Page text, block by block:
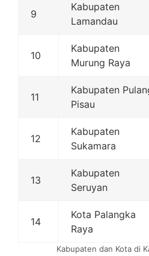
9
Kabupaten
Lamandau
10
Kabupaten
Murung Raya
11
Kabupaten
Pisau
12
Kabupaten
Sukamara
13
Kabupaten
Seruyan
14
Kota Palangka
Raya
Kabupaten dan Kota di